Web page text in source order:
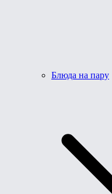
Блюда на пару